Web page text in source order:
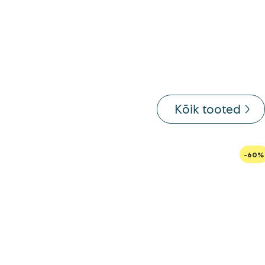
Kõik tooted
-60%